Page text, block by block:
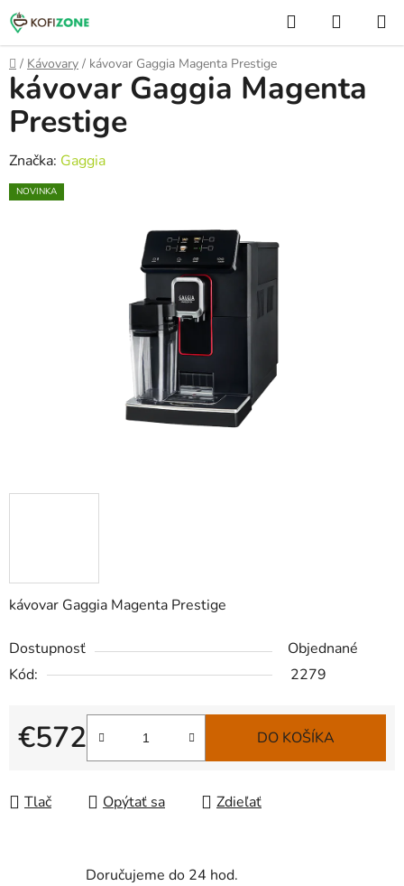
Prejsť
na
obsah
Hľadať
KOŠÍK
Domov
/ Kávovary / kávovar Gaggia Magenta Prestige
kávovar Gaggia Magenta Prestige
Dostupnosť
Objednané
Kód:
2279
€572
Jednotková cena:
DO KOŠÍKA
Tlač Opýtať sa Zdieľať
kávovar Gaggia Magenta
Prestige
Značka: Gaggia
NOVINKA
Doručujeme do 24 hod.